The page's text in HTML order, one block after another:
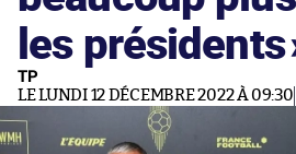
les présidents
TP
LE LUNDI 12 DÉCEMBRE 2022 À 09:30